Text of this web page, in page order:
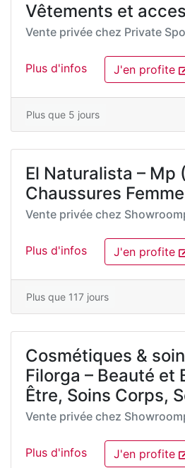
Vêtements et
Vente privée chez Private
Plus d'infos J'en profite
Plus que 5 jours
El Naturalista – Mp
Chaussures
Vente privée chez
Plus d'infos J'en profite
Plus que 117 jours
Cosmétiques &
Filorga – Beauté et
Être, Soins Corps,
Vente privée chez
Plus d'infos J'en profite